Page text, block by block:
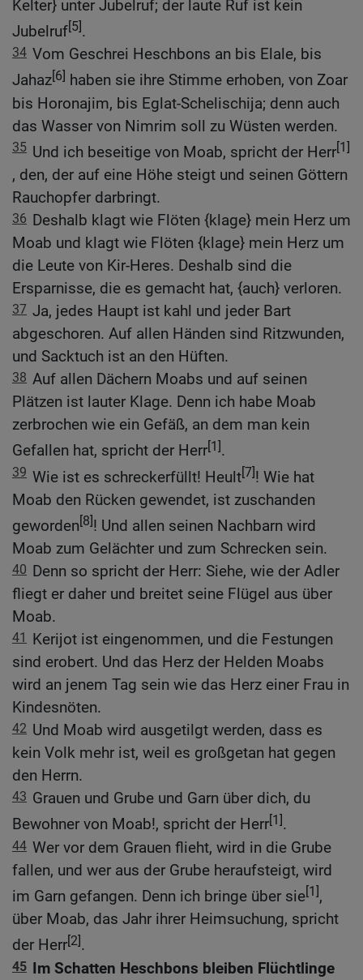
Kelter} unter Jubelruf; der laute Ruf ist kein
Jubelruf[5].
34 Vom Geschrei Heschbons an bis Elale, bis
Jahaz[6] haben sie ihre Stimme erhoben, von Zoar
bis Horonajim, bis Eglat-Schelischija; denn auch
das Wasser von Nimrim soll zu Wüsten werden.
35 Und ich beseitige von Moab, spricht der Herr[1]
, den, der auf eine Höhe steigt und seinen Göttern
Rauchopfer darbringt.
36 Deshalb klagt wie Flöten {klage} mein Herz um
Moab und klagt wie Flöten {klage} mein Herz um
die Leute von Kir-Heres. Deshalb sind die
Ersparnisse, die es gemacht hat, {auch} verloren.
37 Ja, jedes Haupt ist kahl und jeder Bart
abgeschoren. Auf allen Händen sind Ritzwunden,
und Sacktuch ist an den Hüften.
38 Auf allen Dächern Moabs und auf seinen
Plätzen ist lauter Klage. Denn ich habe Moab
zerbrochen wie ein Gefäß, an dem man kein
Gefallen hat, spricht der Herr[1].
39 Wie ist es schreckerfüllt! Heult[7]! Wie hat
Moab den Rücken gewendet, ist zuschanden
geworden[8]! Und allen seinen Nachbarn wird
Moab zum Gelächter und zum Schrecken sein.
40 Denn so spricht der Herr: Siehe, wie der Adler
fliegt er daher und breitet seine Flügel aus über
Moab.
41
Kerijot ist eingenommen, und die Festungen
sind erobert. Und das Herz der Helden Moabs
wird an jenem Tag sein wie das Herz einer Frau in
Kindesnöten.
42 Und Moab wird ausgetilgt werden, dass es
kein Volk mehr ist, weil es großgetan hat gegen
den Herrn.
43 Grauen und Grube und Garn über dich, du
Bewohner von Moab!, spricht der Herr[1].
44 Wer vor dem Grauen flieht, wird in die Grube
fallen, und wer aus der Grube heraufsteigt, wird
im Garn gefangen. Denn ich bringe über sie[1],
über Moab, das Jahr ihrer Heimsuchung, spricht
der Herr[2].
45 Im Schatten Heschbons bleiben Flüchtlinge